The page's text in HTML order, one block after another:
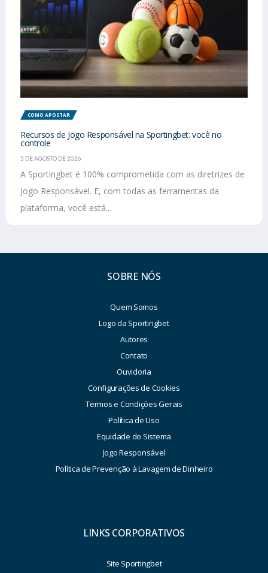
COMO APOSTAR
Recursos de Jogo Responsável na Sportingbet: você no
controle
5 DE AGOSTO DE 2026
A Sportingbet é 100% comprometida com as diretrizes de
Jogo Responsável. E, com todas as ferramentas da
plataforma, você está...
SOBRE NÓS
Quem Somos
Logo da Sportingbet
Autores
Contato
Ouvidoria
Configurações de Cookies
Termos e Condições Gerais
Política de Uso
Equidade do Sistema
Jogo Responsável
Política de Prevenção à Lavagem de Dinheiro
LINKS CORPORATIVOS
Site Sportingbet